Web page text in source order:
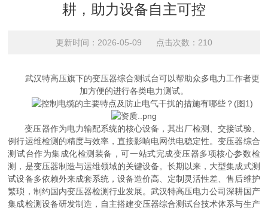
耕，助力设备自主可控
更新时间：2026-05-09 点击次数：210
武汉特高压旗下的变压器综合测试台可以帮助众多电力工作者更
加方便的进行各类电力测试。
变压器作为电力输配系统的核心设备，其出厂检测、交接试验、
例行运维检测的精度与效率，直接影响电网供电稳定性。变压器综合
测试台作为集成化检测装备，可一站式完成变压器多项核心参数检
测，是变压器制造与运维领域的关键设备。长期以来，大型集成式测
试设备多依赖外来成套系统，设备造价高、定制灵活性差、售后维护
繁琐，制约国内变压器检测行业发展。武汉特高压电力公司深耕国产
集成检测设备研发制造，自主搭建变压器综合测试台技术体系与生产